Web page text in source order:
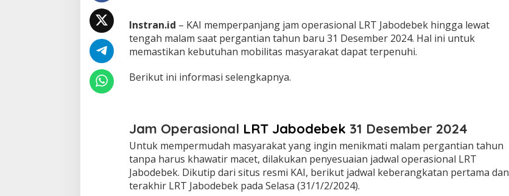
t
T
e
n
a
l
a
m
S
a
a
t
Instran.id – KAI memperpanjang jam operasional LRT Jabodebek hingga lewat
tengah malam saat pergantian tahun baru 31 Desember 2024. Hal ini untuk
memastikan kebutuhan mobilitas masyarakat dapat terpenuhi.
Berikut ini informasi selengkapnya.
Jam Operasional LRT Jabodebek 31 Desember 2024
Untuk mempermudah masyarakat yang ingin menikmati malam pergantian tahun
tanpa harus khawatir macet, dilakukan penyesuaian jadwal operasional LRT
Jabodebek. Dikutip dari situs resmi KAI, berikut jadwal keberangkatan pertama dan
terakhir LRT Jabodebek pada Selasa (31/1/2/2024).